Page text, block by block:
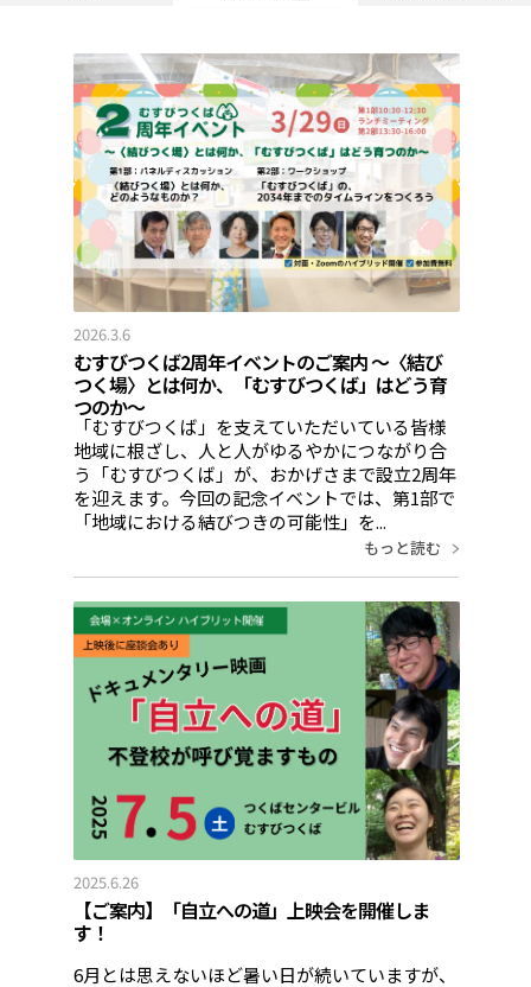
2026.3.6
むすびつくば2周年イベントのご案内 ～〈結び
つく場〉とは何か、「むすびつくば」はどう育
つのか～
「むすびつくば」を支えていただいている皆様
地域に根ざし、人と人がゆるやかにつながり合
う「むすびつくば」が、おかげさまで設立2周年
を迎えます。今回の記念イベントでは、第1部で
「地域における結びつきの可能性」を...
もっと読む
2025.6.26
【ご案内】「自立への道」上映会を開催しま
す！
6月とは思えないほど暑い日が続いていますが、